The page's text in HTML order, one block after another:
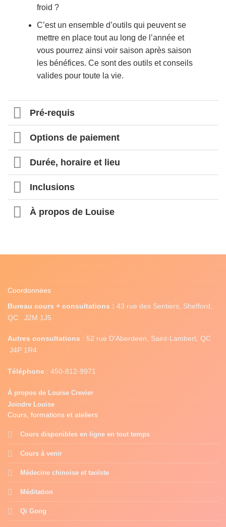
froid ?
C’est un ensemble d’outils qui peuvent se
mettre en place tout au long de l’année et
vous pourrez ainsi voir saison après saison
les bénéfices. Ce sont des outils et conseils
valides pour toute la vie.
Pré-requis
Options de paiement
Durée, horaire et lieu
Inclusions
À propos de Louise
Coordonnées
Bureau cours + consultations : 43 rue des Sentiers, Shefford,
QC J2M 1J5
Autres consultations : 52 rue D'Aberdeen, Saint-Lambert, QC
J4P 1R4
Téléphone : 450-812-9971
À propos de Louise Crevier
Joindre Louise
Cours, formations et ateliers
Cours disponibles en ligne en tout temps
Cours à venir
Médecine chinoise et taoïste
Méditation
Qi Gong